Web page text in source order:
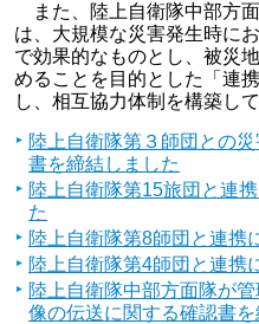
また、陸上自衛隊中部方
は、大規模な災害発生時に
で効果的なものとし、被災
めることを目的とした「連
し、相互協力体制を構築して
陸上自衛隊第３師団との
書を締結しました
陸上自衛隊第15旅団と連
た
陸上自衛隊第8師団と連携
陸上自衛隊第4師団と連携
陸上自衛隊中部方面隊が
像の伝送に関する確認書